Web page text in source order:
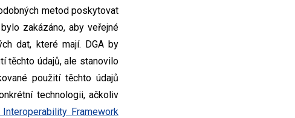
metod poskytovat
zakázáno, aby veřejné
dat, které mají. DGA by
těchto údajů, ale stanovilo
použití těchto údajů
technologii, ačkoliv
Interoperability Framework